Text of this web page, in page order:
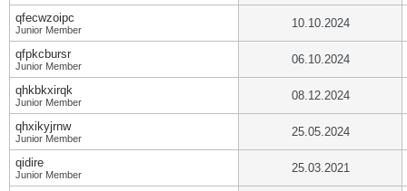
qfecwzoipc
Junior Member 10.10.2024
qfpkcbursr
Junior Member 06.10.2024
qhkbkxirqk
Junior Member 08.12.2024
qhxikyjrnw
Junior Member 25.05.2024
qidire
Junior Member 25.03.2021